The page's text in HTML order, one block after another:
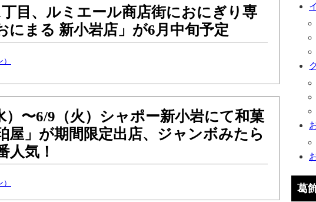
目、ルミエール商店街におにぎり専
にまる 新小岩店」が6月中旬予定
）〜6/9（火）シャポー新小岩にて和菓
屋」が期間限定出店、ジャンボみたら
人気！
葛